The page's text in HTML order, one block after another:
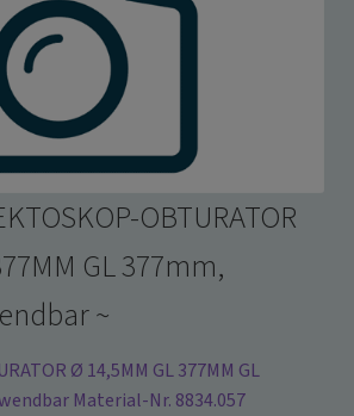
OBTURATOR
GL 377mm,
~
Ø 14,5MM GL 377MM GL
Material-Nr. 8834.057